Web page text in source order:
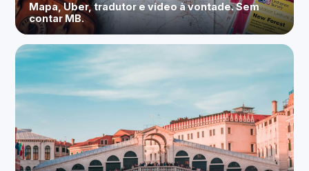
Mapa, Uber, tradutor e vídeo à vontade. Sem
contar MB.